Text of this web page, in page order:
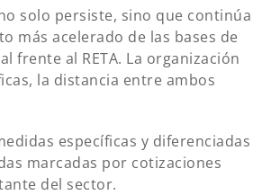
solo persiste, sino que continúa
más acelerado de las bases de
frente al RETA. La organización
la distancia entre ambos
específicas y diferenciadas
marcadas por cotizaciones
del sector.